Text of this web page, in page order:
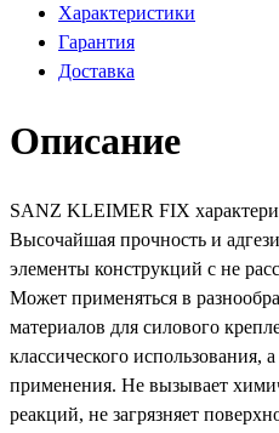
Характеристики
Гарантия
Доставка
Описание
SANZ KLEIMER FIX
Высочайшая прочность и
элементы конструкций с не
Может применяться в
материалов для силового
классического использования,
применения. Не вызывает
реакций, не загрязняет